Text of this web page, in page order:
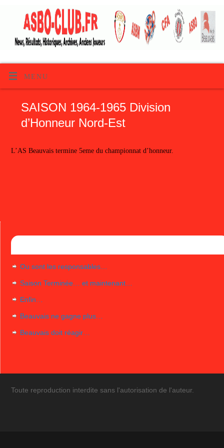
MENU
SAISON 1964-1965 Division
d’Honneur Nord-Est
L’AS Beauvais termine 5eme du championnat d’honneur.
Ou sont les responsables…
Saison Terminée… et maintenant…
Enfin…
Beauvais ne gagne plus…
Beauvais doit réagir…
Toute reproduction interdite sans l'autorisation de l'auteur.